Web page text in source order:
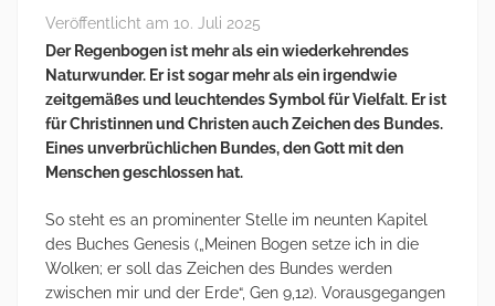
Veröffentlicht am 10. Juli 2025
Der Regenbogen ist mehr als ein wiederkehrendes
Naturwunder. Er ist sogar mehr als ein irgendwie
zeitgemäßes und leuchtendes Symbol für Vielfalt. Er ist
für Christinnen und Christen auch Zeichen des Bundes.
Eines unverbrüchlichen Bundes, den Gott mit den
Menschen geschlossen hat.
So steht es an prominenter Stelle im neunten Kapitel
des Buches Genesis („Meinen Bogen setze ich in die
Wolken; er soll das Zeichen des Bundes werden
zwischen mir und der Erde“, Gen 9,12). Vorausgegangen